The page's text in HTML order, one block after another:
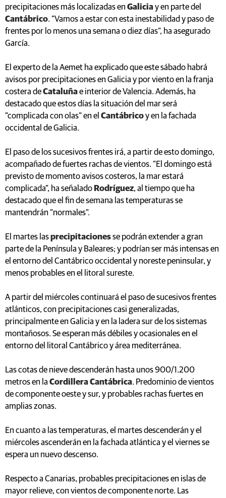
precipitaciones más localizadas en Galiciay en parte del
Cantábrico. "Vamos a estar con esta inestabilidad y paso de
frentes por lo menos una semana o diez días", ha asegurado
García.
El experto de la Aemet ha explicado que este sábado habrá
avisos por precipitaciones en Galicia y por viento en la franja
costera deCataluñae interior de Valencia. Además, ha
destacado que estos días la situación del mar será
"complicada con olas" en el Cantábricoy en la fachada
occidental de Galicia.
El paso de los sucesivos frentes irá, a partir de esto domingo,
acompañado de fuertes rachas de vientos. "El domingo está
previsto de momento avisos costeros, la mar estará
complicada", ha señalado Rodríguez, al tiempo que ha
destacado que el fin de semana las temperaturas se
mantendrán "normales".
El martes lasprecipitacionesse podrán extender a gran
parte de la Península y Baleares; y podrían ser más intensas en
el entorno del Cantábrico occidental y noreste peninsular, y
menos probables en el litoral sureste.
A partir del miércoles continuará el paso de sucesivos frentes
atlánticos, con precipitaciones casi generalizadas,
principalmente en Galicia y en la ladera sur de los sistemas
montañosos. Se esperan más débiles y ocasionales en el
entorno del litoral Cantábrico y área mediterránea.
Las cotas de nieve descenderán hasta unos 900/1.200
metros en la Cordillera Cantábrica. Predominio de vientos
de componente oeste y sur, y probables rachas fuertes en
amplias zonas.
En cuanto a las temperaturas, el martes descenderán y el
miércoles ascenderán en la fachada atlántica y el viernes se
espera un nuevo descenso.
Respecto a Canarias, probables precipitaciones en islas de
mayor relieve, con vientos de componente norte. Las